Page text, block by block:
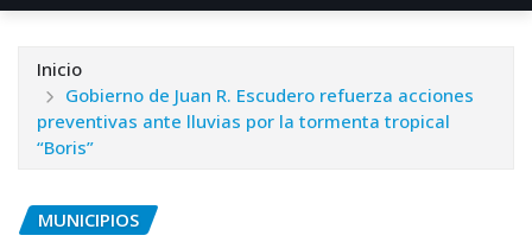
Inicio
Gobierno de Juan R. Escudero refuerza acciones
preventivas ante lluvias por la tormenta tropical
“Boris”
MUNICIPIOS